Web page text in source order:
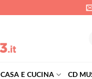
CASA E CUCINA CD